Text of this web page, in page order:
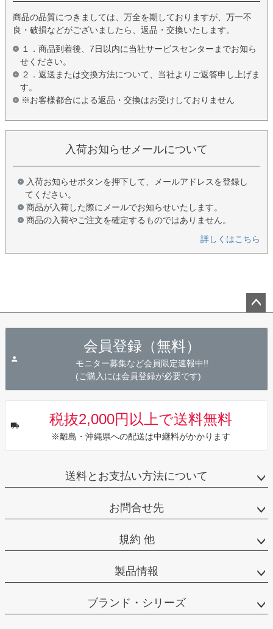
商品の品質につきましては、万全を期しておりますが、万一不
良・破損などがございましたら、返品・交換いたします。
１．商品到着後、7日以内に当社サービスセンターまでお知ら
せください。
２．返送または交換方法について、当社よりご返答申し上げま
す。
※お客様都合による返品・交換はお受けしておりません
入荷お知らせメールについて
入荷お知らせボタンを押下して、メールアドレスを登録し
てください。
商品が入荷した際にメールでお知らせいたします。
商品の入荷やご注文を確定するものではありません。
詳しくはこちら
会員登録（無料）
モニター募集など会員限定速報中!!
(ご購入には会員登録が必要です)
税抜2,000円以上で送料無料
※離島・沖縄県への配送は中継料がかかります
送料とお支払い方法について
お問合せ先
規約 他
製品情報
ブランド・シリーズ